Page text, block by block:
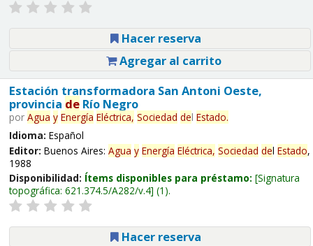
Hacer reserva
Agregar al carrito
Estación transformadora San Antoni Oeste,
provincia deRío Negro
por Agua y Energía Eléctrica, Sociedad del Estado.
Idioma: Español
Editor: Buenos Aires: Agua y Energía Eléctrica, Sociedad del Estado,
1988
Disponibilidad: Ítems disponibles para préstamo: Signatura
topográfica: 621.374.5/A282/v.4 (1).
Hacer reserva